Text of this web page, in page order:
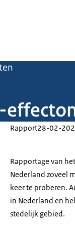
Rapport28-02-
Rapportage van
Nederland zoveel
keer te proberen.
in Nederland en
stedelijk gebied.